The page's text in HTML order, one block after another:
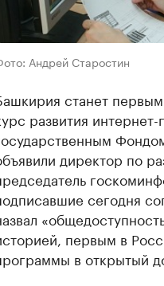
Андрей Старостин
станет
развития
директор по
сегодня
первым в
в открытый